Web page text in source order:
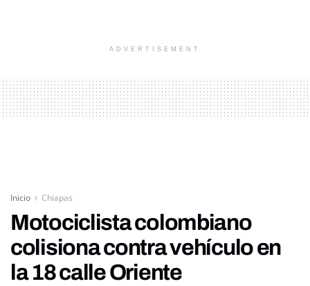
ADVERTISEMENT
Inicio Chiapas
Motociclista colombiano
colisiona contra vehículo en
la 18 calle Oriente